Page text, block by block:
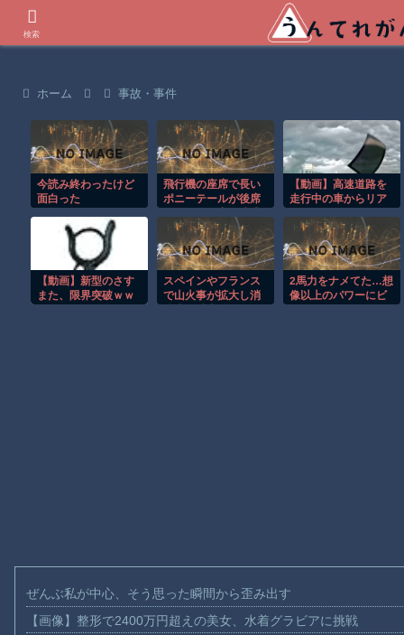
ホーム 事故・事件
今読み終わったけど
面白った
飛行機の座席で長い
ポニーテールが後席
行為！！
【動画】高速道路を
走行中の車からリア
事故(ﾟoﾟ)
【動画】新型のさす
また、限界突破ｗｗ
スペインやフランス
で山火事が拡大し消
2馬力をナメてた…想
像以上のパワーにビ
ぜんぶ私が中心、そう思った瞬間から歪み出す
【画像】整形で2400万円超えの美女、水着グラビアに挑戦
検索